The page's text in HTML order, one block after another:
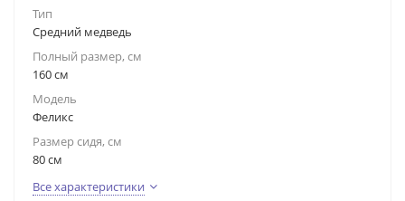
Тип
Средний медведь
Полный размер, см
160 см
Модель
Феликс
Размер сидя, см
80 см
Все характеристики